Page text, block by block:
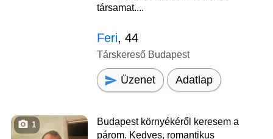
társamat....
Feri, 44
Társkereső Budapest
Üzenet Adatlap
1
Budapest környékéről keresem a
párom. Kedves, romantikus